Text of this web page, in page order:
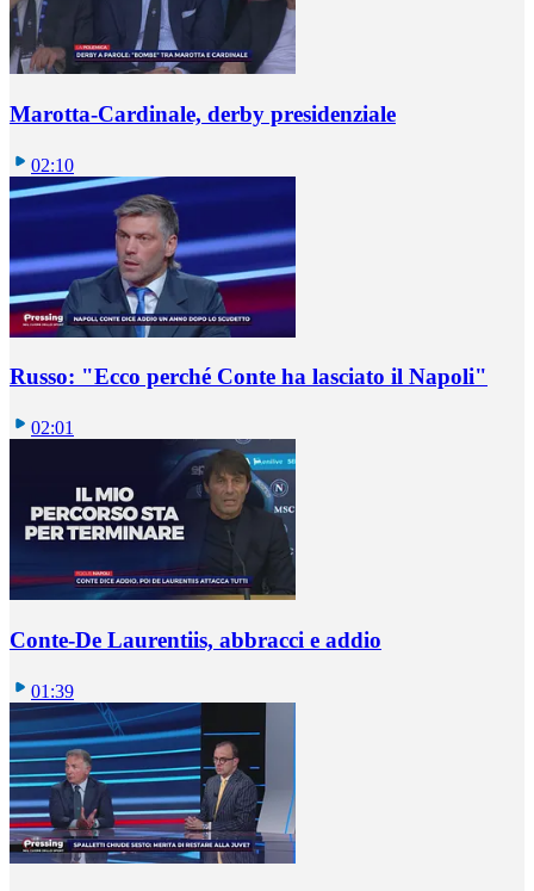
Marotta-Cardinale, derby presidenziale
02:10
Russo: "Ecco perché Conte ha lasciato il Napoli"
02:01
Conte-De Laurentiis, abbracci e addio
01:39